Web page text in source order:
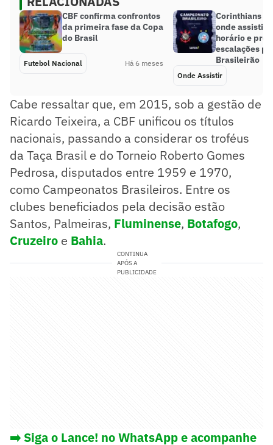
CBF confirma confrontos
da primeira fase da Copa
do Brasil
Futebol Nacional Há 6 meses
Corinthians x
onde assistir
horário e
escalações
Brasileirão
Onde Assistir
Cabe ressaltar que, em 2015, sob a gestão de
Ricardo Teixeira, a CBF unificou os títulos
nacionais, passando a considerar os troféus
da Taça Brasil e do Torneio Roberto Gomes
Pedrosa, disputados entre 1959 e 1970,
como Campeonatos Brasileiros. Entre os
clubes beneficiados pela decisão estão
Santos, Palmeiras, Fluminense, Botafogo,
Cruzeiro e Bahia.
CONTINUA
APÓS A
PUBLICIDADE
➡️ Siga o Lance! no WhatsApp e acompanhe